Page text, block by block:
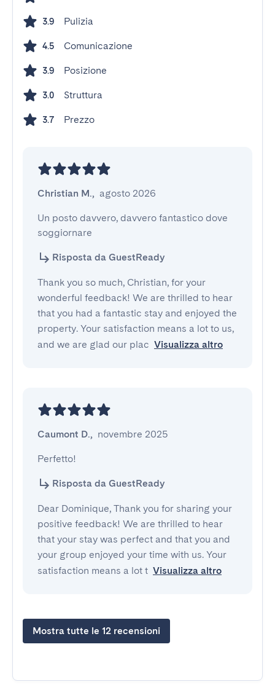
3.9 Pulizia
4.5 Comunicazione
3.9 Posizione
3.0 Struttura
3.7 Prezzo
Christian M., agosto 2026
Un posto davvero, davvero fantastico dove
soggiornare
Risposta da GuestReady
Thank you so much, Christian, for your
wonderful feedback! We are thrilled to hear
that you had a fantastic stay and enjoyed the
property. Your satisfaction means a lot to us,
and we are glad our plac Visualizza altro
Caumont D., novembre 2025
Perfetto!
Risposta da GuestReady
Dear Dominique, Thank you for sharing your
positive feedback! We are thrilled to hear
that your stay was perfect and that you and
your group enjoyed your time with us. Your
satisfaction means a lot t Visualizza altro
Mostra tutte le 12 recensioni